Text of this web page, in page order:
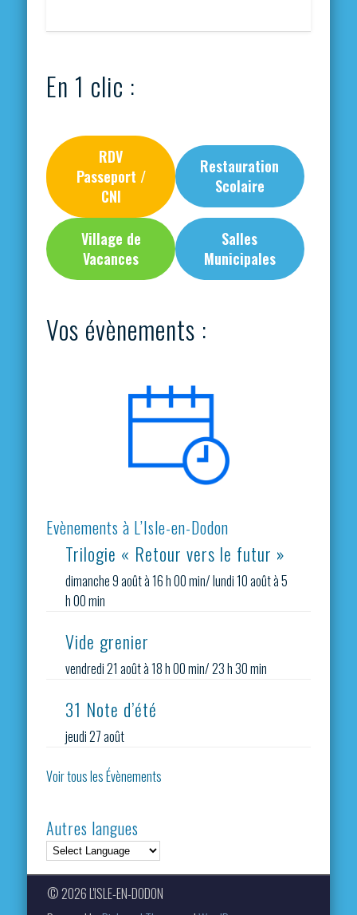
En 1 clic :
RDV
Passeport /
CNI
Restauration
Scolaire
Village de
Vacances
Salles
Municipales
Vos évènements :
Evènements à L’Isle-en-Dodon
Trilogie « Retour vers le futur »
dimanche 9 août à 16 h 00 min/lundi 10 août à 5
h 00 min
Vide grenier
vendredi 21 août à 18 h 00 min/23 h 30 min
31 Note d’été
jeudi 27 août
Voir tous les Évènements
Autres langues
© 2026 L'ISLE-EN-DODON